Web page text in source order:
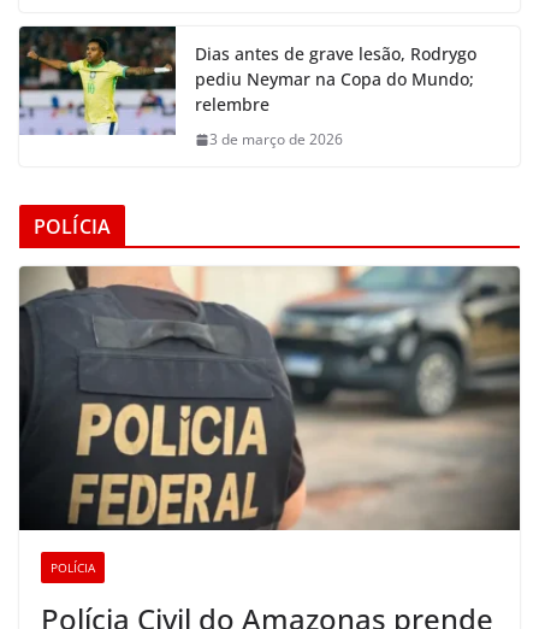
Dias antes de grave lesão, Rodrygo
pediu Neymar na Copa do Mundo;
relembre
3 de março de 2026
POLÍCIA
POLÍCIA
Polícia Civil do Amazonas prende